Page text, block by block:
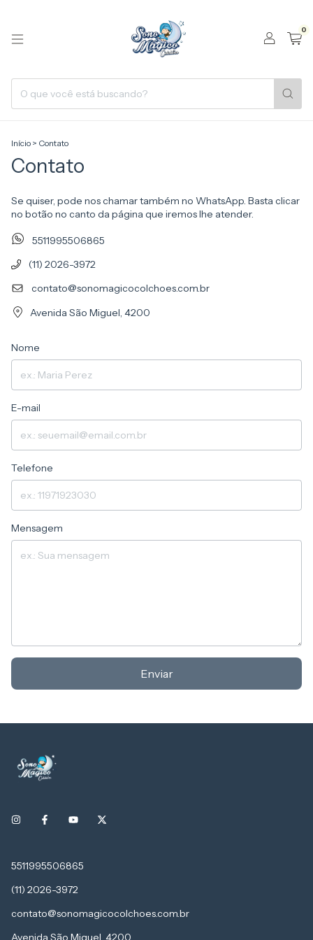
0
Início > Contato
Contato
Se quiser, pode nos chamar também no WhatsApp. Basta clicar
no botão no canto da página que iremos lhe atender.
5511995506865
(11) 2026-3972
contato@sonomagicocolchoes.com.br
Avenida São Miguel, 4200
Nome
E-mail
Telefone
Mensagem
Enviar
5511995506865
(11) 2026-3972
contato@sonomagicocolchoes.com.br
Avenida São Miguel, 4200